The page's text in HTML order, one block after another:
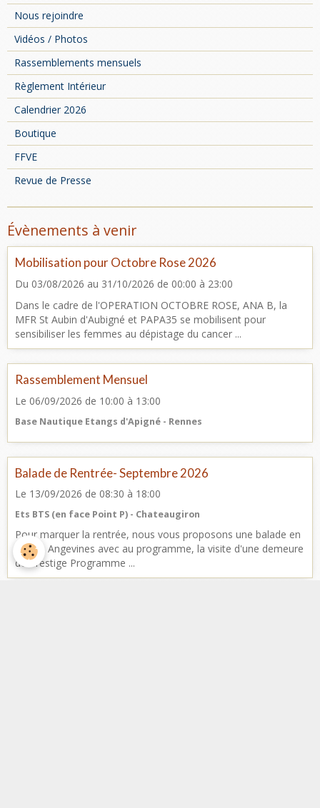
Nous rejoindre
Vidéos / Photos
Rassemblements mensuels
Règlement Intérieur
Calendrier 2026
Boutique
FFVE
Revue de Presse
Évènements à venir
Mobilisation pour Octobre Rose 2026
Du 03/08/2026 au 31/10/2026 de 00:00 à 23:00
Dans le cadre de l'OPERATION OCTOBRE ROSE, ANA B, la
MFR St Aubin d'Aubigné et PAPA35 se mobilisent pour
sensibiliser les femmes au dépistage du cancer ...
Rassemblement Mensuel
Le 06/09/2026 de 10:00 à 13:00
Base Nautique Etangs d'Apigné - Rennes
Balade de Rentrée- Septembre 2026
Le 13/09/2026 de 08:30 à 18:00
Ets BTS (en face Point P) - Chateaugiron
Pour marquer la rentrée, nous vous proposons une balade en
Terres Angevines avec au programme, la visite d'une demeure
de Prestige Programme ...